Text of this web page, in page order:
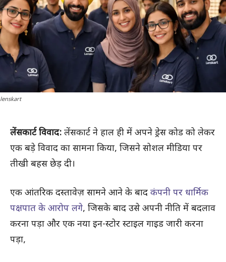
lenskart
लेंसकार्ट विवाद: लेंसकार्ट ने हाल ही में अपने ड्रेस कोड को लेकर
एक बड़े विवाद का सामना किया, जिसने सोशल मीडिया पर
तीखी बहस छेड़ दी।
एक आंतरिक दस्तावेज़ सामने आने के बाद कंपनी पर धार्मिक
पक्षपात के आरोप लगे, जिसके बाद उसे अपनी नीति में बदलाव
करना पड़ा और एक नया इन-स्टोर स्टाइल गाइड जारी करना
पड़ा,